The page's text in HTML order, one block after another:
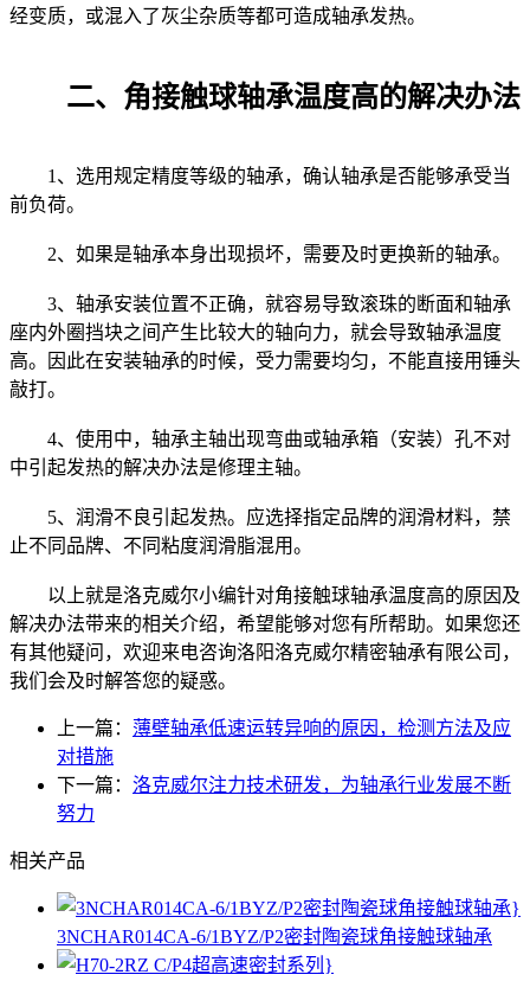
经变质，或混入了灰尘杂质等都可造成轴承发热。
二、角接触球轴承温度高的解决办法
1、选用规定精度等级的轴承，确认轴承是否能够承受当
前负荷。
2、如果是轴承本身出现损坏，需要及时更换新的轴承。
3、轴承安装位置不正确，就容易导致滚珠的断面和轴承
座内外圈挡块之间产生比较大的轴向力，就会导致轴承温度
高。因此在安装轴承的时候，受力需要均匀，不能直接用锤头
敲打。
4、使用中，轴承主轴出现弯曲或轴承箱（安装）孔不对
中引起发热的解决办法是修理主轴。
5、润滑不良引起发热。应选择指定品牌的润滑材料，禁
止不同品牌、不同粘度润滑脂混用。
以上就是洛克威尔小编针对角接触球轴承温度高的原因及
解决办法带来的相关介绍，希望能够对您有所帮助。如果您还
有其他疑问，欢迎来电咨询洛阳洛克威尔精密轴承有限公司，
我们会及时解答您的疑惑。
上一篇： 薄壁轴承低速运转异响的原因，检测方法及应
对措施
下一篇： 洛克威尔注力技术研发，为轴承行业发展不断
努力
相关产品
3NCHAR014CA-6/1BYZ/P2密封陶瓷球角接触球轴承